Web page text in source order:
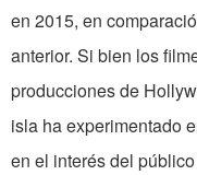
en 2015, en
anterior. Si bien los
producciones de
isla ha experimentado
en el interés del